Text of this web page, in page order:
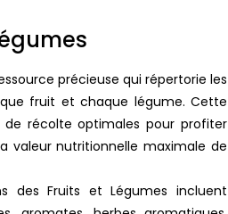
précieuse qui répertorie les
fruit et chaque légume. Cette
récolte optimales pour profiter
valeur nutritionnelle maximale de
des Fruits et Légumes incluent